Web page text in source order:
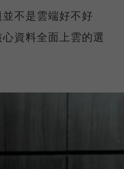
不是雲端好不好
資料全面上雲的選